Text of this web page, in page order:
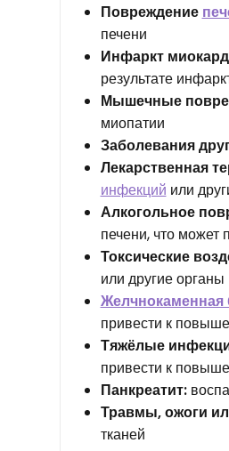
Повреждение
печени
Инфаркт
результате
Мышечные
миопатии
Заболевания
Лекарственная
инфекций или
Алкогольное
печени, что
Токсические
или другие
Желчнокаменная
привести к
Тяжёлые
привести к
Панкреатит:
Травмы, ожоги
тканей